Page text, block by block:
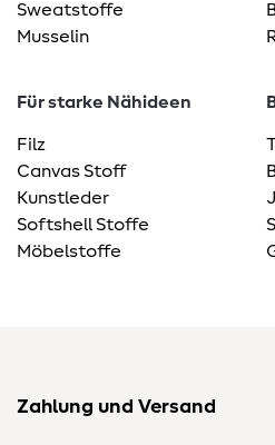
Sweatstoffe
Musselin
Für starke Nähideen
Filz
Canvas Stoff
Kunstleder
Softshell Stoffe
Möbelstoffe
Zahlung und Versand